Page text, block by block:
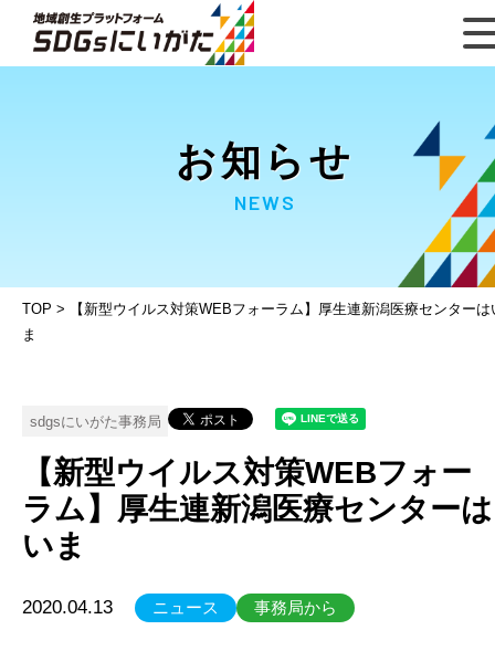
お知らせ
NEWS
TOP >
【新型ウイルス対策WEBフォーラム】厚生連新潟医療センターは
ま
sdgsにいがた事務局
【新型ウイルス対策WEBフォー
ラム】厚生連新潟医療センターは
いま
2020.04.13 ニュース 事務局から